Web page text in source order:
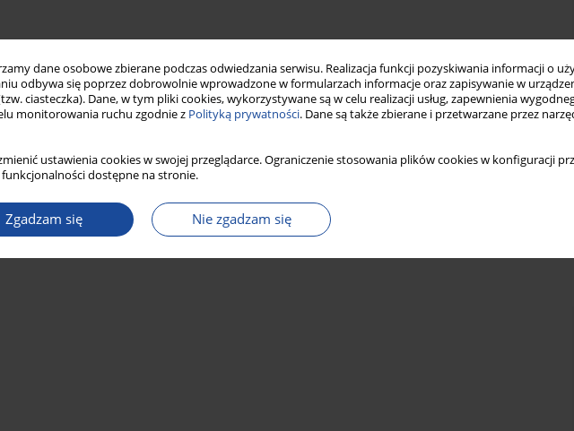
dane osobowe zbierane podczas odwiedzania serwisu. Realizacja funkcji pozyskiwania informacji o
odbywa się poprzez dobrowolnie wprowadzone w formularzach informacje oraz zapisywanie w
ciasteczka). Dane, w tym pliki cookies, wykorzystywane są w celu realizacji usług, zapewnienia
monitorowania ruchu zgodnie z Polityką prywatności. Dane są także zbierane i przetwarzane przez
ustawienia cookies w swojej przeglądarce. Ograniczenie stosowania plików cookies w konfiguracji
dostępne na stronie.
Zgadzam się Nie zgadzam się